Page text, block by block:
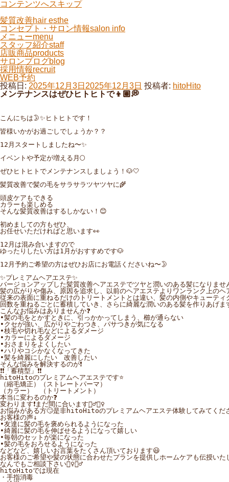
コンテンツへスキップ
髪質改善hair esthe
コンセプト・サロン情報salon info
メニューmenu
スタッフ紹介staff
店販商品products
サロンブログblog
採用情報recruit
WEB予約
投稿日: 2025年12月3日 2025年12月3日 投稿者: hitoHito
メンテナンスはぜひヒトヒトで👦🏽💭
こんにちは🌛✨ヒトヒトです！
皆様いかがお過ごしでしょうか？？
12月スタートしましたね〜✨
イベントや予定が増える月🌕
ぜひヒトヒトでメンテナンスしましょう！🐶🤍
髪質改善で髪の毛をサラサラツヤツヤに🌾
頭皮ケアもできる
カラーも楽しめる
そんな髪質改善はするしかない！😊
初めましての方もぜひ、
お任せいただければと思います👀
12月は混み合いますので
ゆったりしたい方は1月がおすすめです🐶
12月予約ご希望の方はぜひお店にお電話くださいね〜🌛
✨プレミアムヘアエステ✨
バージョンアップした髪質改善ヘアエステでツヤと潤いのある髪になりませ
髪の広がりや傷み、原因を追求し、以前のヘアエステよりワンランク上の
従来の表面に重ねるだけのトリートメントとは違い、髪の内側やキューテ
回数を重ねるごとに蓄積していき、さらに綺麗な潤いのある髪を作りあげま
こんなお悩みはありませんか❓
•髪の毛をとかすときに、引っかかってしまう、櫛が通らない
•クセが強い、広がりやごわつき、パサつきが気になる
•枝毛や切れ毛などによるダメージ
•カラーによるダメージ
•おさまりをよくしたい
•ハリやコシかなくなってきた
•髪を綺麗にしたい　改善したい
そんな悩みを解決するのが❗️
❗️❗️「蓄積型」❗️❗️
hitoHitoのプレミアムヘアエステです⭐️
（縮毛矯正）（ストレートパーマ）
（カラー）　（トリートメント）
本当に変わるのか❓
変わります❗️まだ間に合います🙋‍♂️🙋‍♀️
お悩みがある方🙄是非hitoHitoのプレミアムヘアエステ体験してみてくだ
お客様の声↓
•友達に髪の毛を褒められるようになった
•綺麗に髪の毛を伸ばせるようになって嬉しい
•毎朝のセットが楽になった
•髪の毛をおろせるようになった
などなど、嬉しいお言葉をたくさん頂いております😃
お客様のご希望や髪の状態に合わせたプランを提供しホームケアも伝授いた
なんでもご相談下さい🙋‍♀️🙋‍♂️
hitoHitoでは現在
・手指消毒